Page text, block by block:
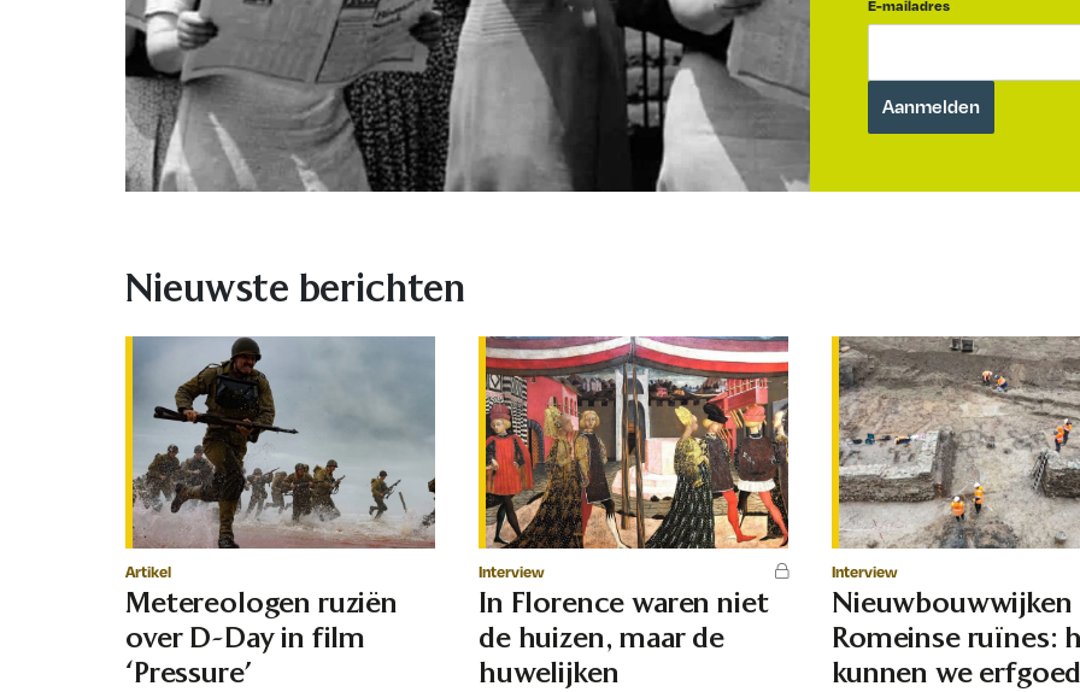
E-mailadres
Nieuwste berichten
Artikel
Metereologen ruziën
over D-Day in film
‘Pressure’
Interview
In Florence waren niet
de huizen, maar de
huwelijken
Interview
Nieuwbouwwijken
Romeinse ruïnes:
kunnen we